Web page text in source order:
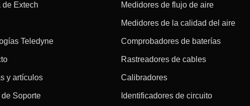
de Extech
Teledyne
y artículos
Soporte
Medidores de flujo de aire
Medidores de la calidad del aire
Comprobadores de baterías
Rastreadores de cables
Calibradores
Identificadores de circuito